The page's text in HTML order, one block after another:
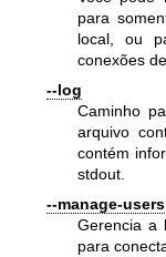
para
local, ou
conexões
--log
Caminho
arquivo
contém
stdout.
--manage-users
Gerencia a
para